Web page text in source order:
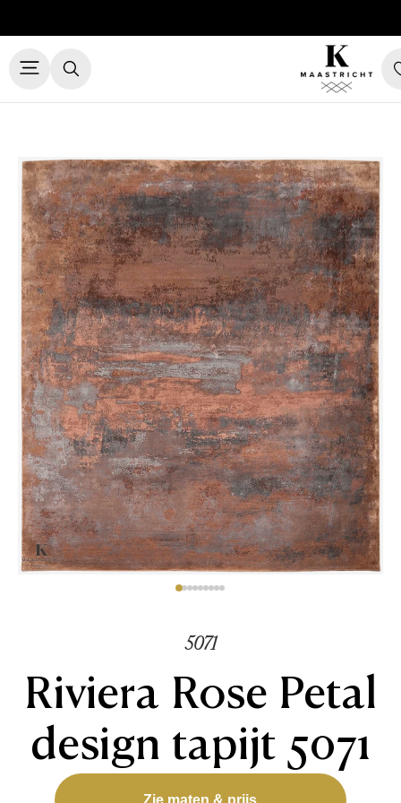
5071
Riviera Rose Petal
design tapijt 5071